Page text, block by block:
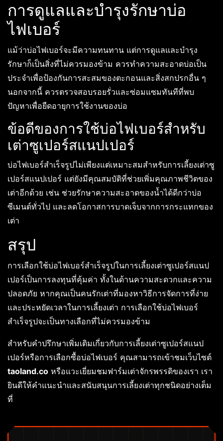
การดูแลและบำรุงรักษาบ่อ
ไฟเบอร์
แม้ว่าบ่อไฟเบอร์จะมีความทนทาน แต่การดูแลและบำรุง
รักษาก็เป็นสิ่งที่ไม่ควรมองข้าม ควรทำความสะอาดบ่อเป็น
ประจำเพื่อป้องกันการสะสมของตะกอนและสิ่งสกปรกอื่น ๆ
นอกจากนี้ ควรตรวจสอบรอยรั่วและซ่อมแซมทันทีที่พบ
ปัญหาเพื่อยืดอายุการใช้งานของบ่อ
ข้อดีของการใช้บ่อไฟเบอร์สำหรับ
เต่าซูเปอร์สแนปเปอร์
บ่อไฟเบอร์สำเร็จรูปไม่เพียงแต่เหมาะสมสำหรับการเลี้ยงเต่าซู
เปอร์สแนปเปอร์ แต่ยังมีคุณสมบัติที่ช่วยเพิ่มคุณภาพชีวิตของ
เต่าอีกด้วย เช่น ช่วยรักษาความสะอาดของน้ำได้ดีกว่าบ่อ
ซีเมนต์ทั่วไป และลดโอกาสการบาดเจ็บจากการกระแทกของ
เต่า
สรุป
การเลือกใช้บ่อไฟเบอร์สำเร็จรูปในการเลี้ยงเต่าซูเปอร์สแนป
เปอร์เป็นการลงทุนที่คุ้มค่า ทั้งในด้านความสะดวกและความ
ปลอดภัย หากคุณเป็นคนรักเต่าที่มองหาวิธีการจัดการที่ง่าย
และประหยัดเวลาในการเลี้ยงเต่า การเลือกใช้บ่อไฟเบอร์
สำเร็จรูปจะเป็นทางเลือกที่ไม่ควรมองข้าม
สำหรับคำปรึกษาเพิ่มเติมเกี่ยวกับการเลี้ยงเต่าซูเปอร์สแนป
เปอร์หรือการเลือกซื้อบ่อไฟเบอร์ คุณสามารถเข้าชมเว็บไซต์
taoland.co หรือแวะเยี่ยมชมฟาร์มเต่าจักรพรรดิของเรา เรา
ยินดีให้คำแนะนำและสนับสนุนการเลี้ยงเต่าทุกชนิดอย่างเต็ม
ที่